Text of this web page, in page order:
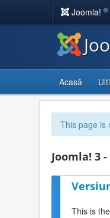
Joomla! ®
Acasă
This page is
Joomla! 3
This is